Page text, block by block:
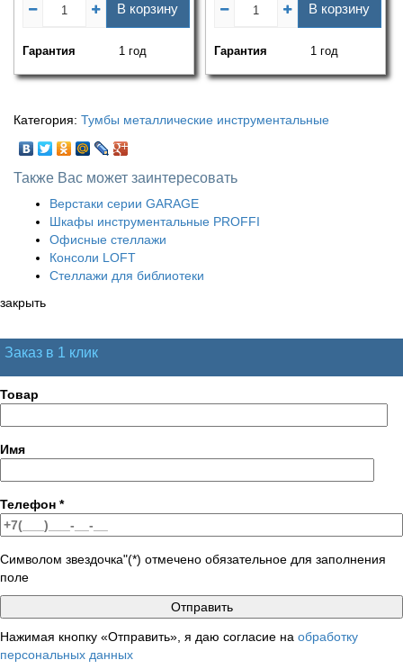
В корзину
Гарантия 1 год
В корзину
Гарантия 1 год
Категория: Тумбы металлические инструментальные
Также Вас может заинтересовать
Верстаки серии GARAGE
Шкафы инструментальные PROFFI
Офисные стеллажи
Консоли LOFT
Стеллажи для библиотеки
закрыть
Заказ в 1 клик
Товар
Имя
Телефон *
Символом звездочка"(*) отмечено обязательное для заполнения
поле
Нажимая кнопку «Отправить», я даю согласие на обработку
персональных данных